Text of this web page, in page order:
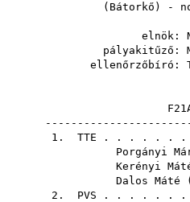
(Bátorkő) -
elnök:
pályakitűző:
ellenőrzőbíró:
1. TTE . . . . . . .
Porgányi
Kerényi
Dalos Máté (
2. PVS . . . . . . .